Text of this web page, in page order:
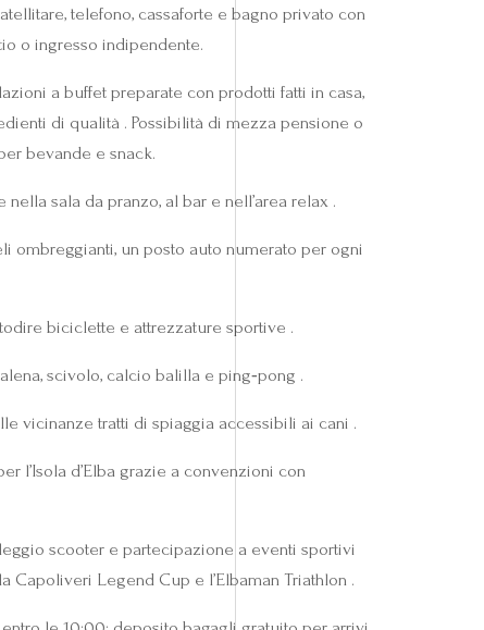
telefono, cassaforte e bagno privato con
o ingresso indipendente.
a buffet preparate con prodotti fatti in casa,
di qualità . Possibilità di mezza pensione o
bevande e snack.
sala da pranzo, al bar e nell’area relax .
ombreggianti, un posto auto numerato per ogni
biciclette e attrezzature sportive .
scivolo, calcio balilla e ping‑pong .
vicinanze tratti di spiaggia accessibili ai cani .
l’Isola d’Elba grazie a convenzioni con
scooter e partecipazione a eventi sportivi
Capoliveri Legend Cup e l’Elbaman Triathlon .